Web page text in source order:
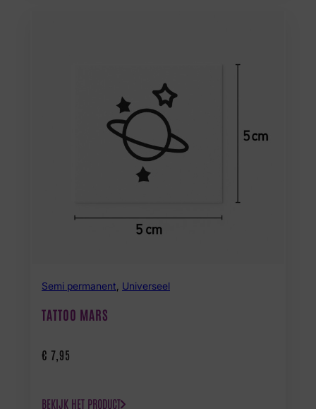
Semi permanent Universeel
TATTOO MARS
€ 7,95
BEKIJK HET PRODUCT